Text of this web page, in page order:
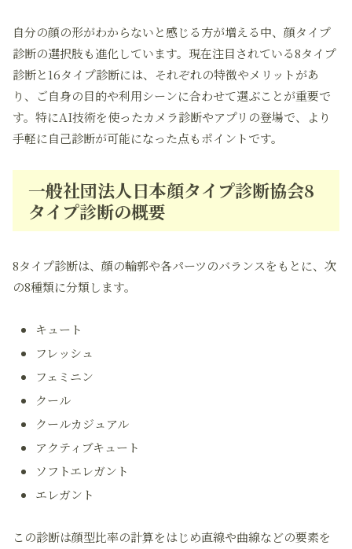
自分の顔の形がわからないと感じる方が増える中、顔タイプ
診断の選択肢も進化しています。現在注目されている8タイプ
診断と16タイプ診断には、それぞれの特徴やメリットがあ
り、ご自身の目的や利用シーンに合わせて選ぶことが重要で
す。特にAI技術を使ったカメラ診断やアプリの登場で、より
手軽に自己診断が可能になった点もポイントです。
一般社団法人日本顔タイプ診断協会8
タイプ診断の概要
8タイプ診断は、顔の輪郭や各パーツのバランスをもとに、次
の8種類に分類します。
キュート
フレッシュ
フェミニン
クール
クールカジュアル
アクティブキュート
ソフトエレガント
エレガント
この診断は顔型比率の計算をはじめ直線や曲線などの要素を